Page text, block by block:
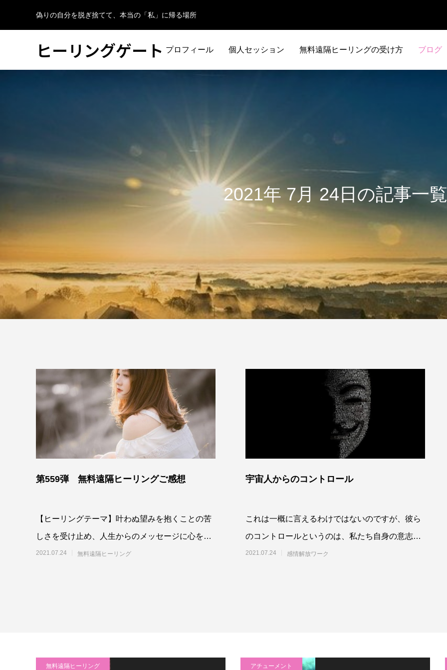
偽りの自分を脱ぎ捨てて、本当の「私」に帰る場所
ヒーリングゲート プロフィール 個人セッション 無料遠隔ヒーリングの受け方 ブログ
2021年 7月 24日の記事一覧
第559弾 無料遠隔ヒーリングご感想
【ヒーリングテーマ】叶わぬ望みを抱くことの苦
しさを受け止め、人生からのメッセージに心を済
ませるよう最高最善に働きか
2021.07.24 無料遠隔ヒーリング
宇宙人からのコントロール
これは一概に言えるわけではないのですが、彼ら
のコントロールというのは、私たち自身の意志を
オフにして眠らせるような状態にして、彼らの思
2021.07.24 感情解放ワーク
無料遠隔ヒーリング アチューメント